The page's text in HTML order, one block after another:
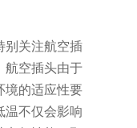
别关注航空插
航空插头由于
境的适应性要
温不仅会影响